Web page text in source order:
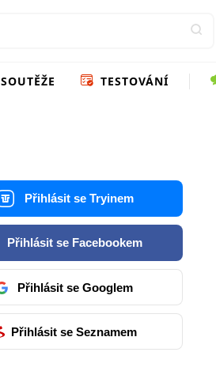
SOUTĚŽE TESTOVÁNÍ
Přihlásit se Tryinem
Přihlásit se Facebookem
Přihlásit se Googlem
Přihlásit se Seznamem